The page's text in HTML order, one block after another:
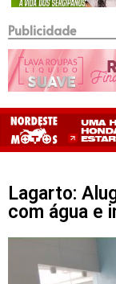
Publicidade
Lagarto:
com água e